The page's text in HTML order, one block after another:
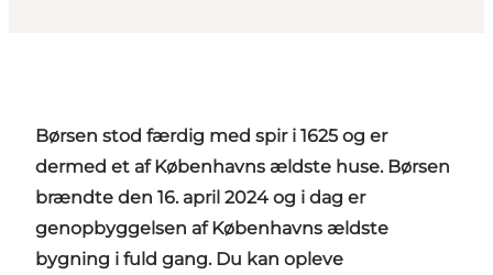
Børsen stod færdig med spir i 1625 og er
dermed et af Københavns ældste huse. Børsen
brændte den 16. april 2024 og i dag er
genopbyggelsen af Københavns ældste
bygning i fuld gang. Du kan opleve